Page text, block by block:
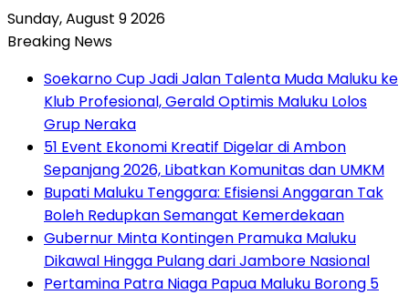
Sunday, August 9 2026
Breaking News
Soekarno Cup Jadi Jalan Talenta Muda Maluku ke
Klub Profesional, Gerald Optimis Maluku Lolos
Grup Neraka
51 Event Ekonomi Kreatif Digelar di Ambon
Sepanjang 2026, Libatkan Komunitas dan UMKM
Bupati Maluku Tenggara: Efisiensi Anggaran Tak
Boleh Redupkan Semangat Kemerdekaan
Gubernur Minta Kontingen Pramuka Maluku
Dikawal Hingga Pulang dari Jambore Nasional
Pertamina Patra Niaga Papua Maluku Borong 5